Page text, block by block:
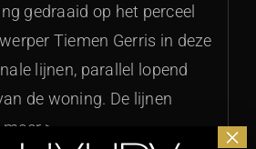
gedraaid op het perceel
Tiemen Gerris in deze
lijnen, parallel lopend
de woning. De lijnen
>